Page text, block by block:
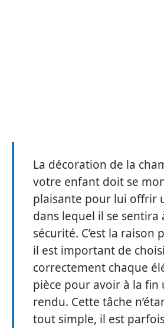
La décoration de la
votre enfant doit se
plaisante pour lui offrir
dans lequel il se sentira
sécurité. C’est la raison
il est important de
correctement chaque
pièce pour avoir à la fin
rendu. Cette tâche
tout simple, il est